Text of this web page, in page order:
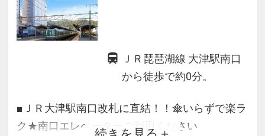
ＪＲ琵琶湖線 大津駅南口
から徒歩で約0分。
■ＪＲ大津駅南口改札に直結！！傘いらずで楽ラ
ク★南口エレベーターご利用ください
続きを見る